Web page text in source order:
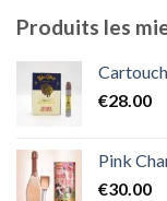
Produits les
€28.00
Pink
€30.00